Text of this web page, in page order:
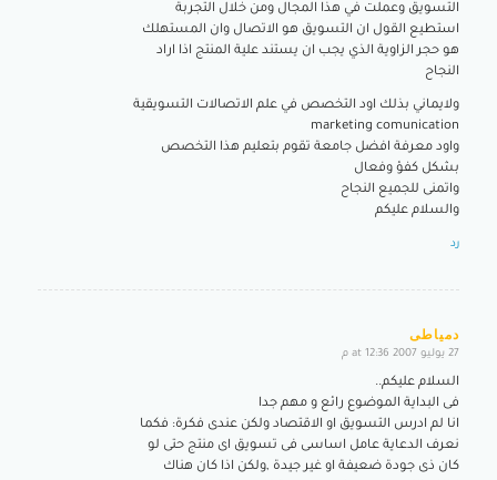
التسويق وعملت في هذا المجال ومن خلال التجربة
استطيع القول ان التسويق هو الاتصال وان المستهلك
هو حجر الزاوية الذي يجب ان يستند علية المنتج اذا اراد
النجاح
ولايماني بذلك اود التخصص في علم الاتصالات التسويقية
marketing comunication
واود معرفة افضل جامعة تقوم بتعليم هذا التخصص
بشكل كفؤ وفعال
واتمنى للجميع النجاح
والسلام عليكم
رد
دمياطى
says:
27 يوليو 2007 at 12:36 م
السلام عليكم..
فى البداية الموضوع رائع و مهم جدا
انا لم ادرس التسويق او الاقتصاد ولكن عندى فكرة: فكما
نعرف الدعاية عامل اساسى فى تسويق اى منتج حتى لو
كان ذى جودة ضعيفة او غير جيدة ,ولكن اذا كان هناك